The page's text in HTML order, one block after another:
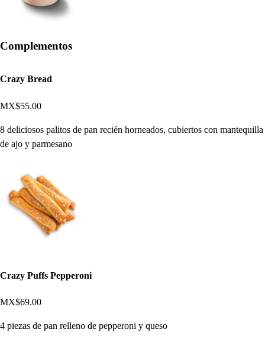
Complementos
Crazy Bread
MX$55.00
8 deliciosos palitos de pan recién horneados, cubiertos con mantequilla
de ajo y parmesano
Crazy Puffs Pepperoni
MX$69.00
4 piezas de pan relleno de pepperoni y queso